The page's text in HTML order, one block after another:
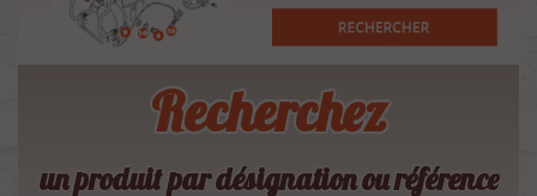
Recherchez
un produit par désignation ou référence